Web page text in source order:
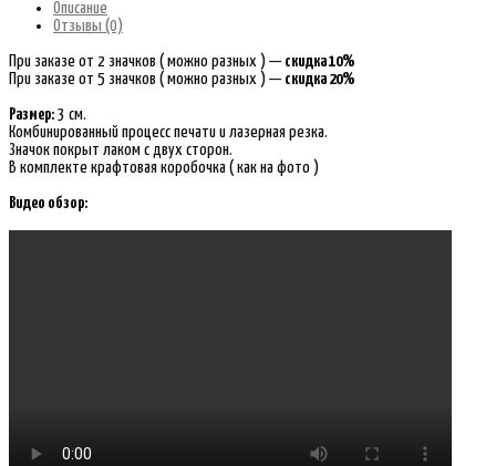
Описание
Отзывы (0)
При заказе от 2 значков ( можно разных ) — скидка 10%
При заказе от 5 значков ( можно разных ) — скидка 20%
Размер: 3 см.
Комбинированный процесс печати и лазерная резка.
Значок покрыт лаком с двух сторон.
В комплекте крафтовая коробочка ( как на фото )
Видео обзор: